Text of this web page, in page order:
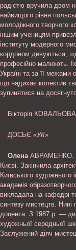
радістю вручила двом
найвищого рівня
молодіжного творчого
іншим ученицям
інституту модерного
кордоном дивуються,
професійно малюють.
Україні та за її межами
що надихає колектив
зупинятися на
Вікторія
ДОСЬЄ «УК»
ОленаАВРАМЕНКО.
Києві. Закінчила
Київського художнього
академія
викладала на кафедрі
синтезу мистецтв. Нині
доцента. З 1987 р. —
художньої середньої
Заслужений діяч